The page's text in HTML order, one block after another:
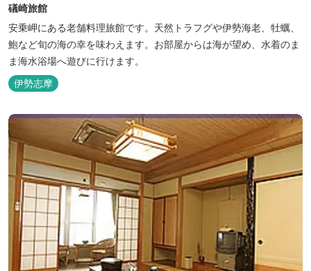
礒崎旅館
安乗岬にある老舗料理旅館です。天然トラフグや伊勢海老、牡蠣、
鮑など旬の海の幸を味わえます。お部屋からは海が望め、水着のま
ま海水浴場へ遊びに行けます。
伊勢志摩